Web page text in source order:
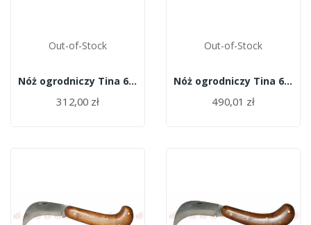
Out-of-Stock
Nóż ogrodniczy Tina 640/10
312,00 zł
Out-of-Stock
Nóż ogrodniczy Tina 635/12,5
490,01 zł